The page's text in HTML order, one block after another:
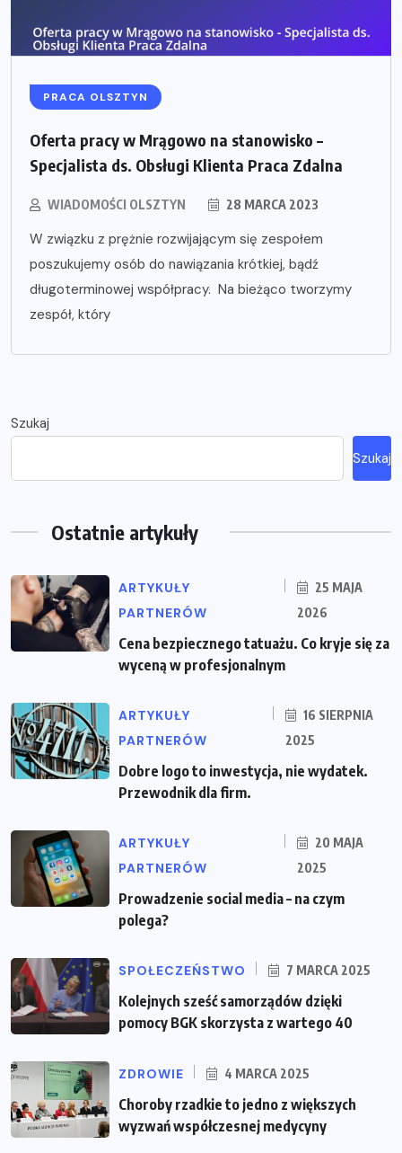
PRACA OLSZTYN
Oferta pracy w Mrągowo na stanowisko –
Specjalista ds. Obsługi Klienta Praca Zdalna
WIADOMOŚCI OLSZTYN 28 MARCA 2023
W związku z prężnie rozwijającym się zespołem
poszukujemy osób do nawiązania krótkiej, bądź
długoterminowej współpracy. Na bieżąco tworzymy
zespół, który
Szukaj
Szukaj
Ostatnie artykuły
ARTYKUŁY
PARTNERÓW
25 MAJA
2026
Cena bezpiecznego tatuażu. Co kryje się za
wyceną w profesjonalnym
ARTYKUŁY
PARTNERÓW
16 SIERPNIA
2025
Dobre logo to inwestycja, nie wydatek.
Przewodnik dla firm.
ARTYKUŁY
PARTNERÓW
20 MAJA
2025
Prowadzenie social media – na czym
polega?
SPOŁECZEŃSTWO 7 MARCA 2025
Kolejnych sześć samorządów dzięki
pomocy BGK skorzysta z wartego 40
ZDROWIE 4 MARCA 2025
Choroby rzadkie to jedno z większych
wyzwań współczesnej medycyny